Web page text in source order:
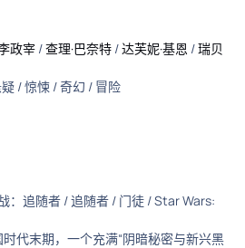
政宰 /查理·巴奈特 /达芙妮·基恩 /瑞贝
/惊悚 /奇幻 / 冒险
：追随者 / 追随者 / 门徒 / Star Wars:
代末期，一个充满“阴暗秘密与新兴黑